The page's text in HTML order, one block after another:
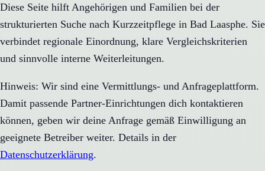
Diese Seite hilft Angehörigen und Familien bei der
strukturierten Suche nach Kurzzeitpflege in Bad Laasphe. Sie
verbindet regionale Einordnung, klare Vergleichskriterien
und sinnvolle interne Weiterleitungen.
Hinweis: Wir sind eine Vermittlungs- und Anfrageplattform.
Damit passende Partner-Einrichtungen dich kontaktieren
können, geben wir deine Anfrage gemäß Einwilligung an
geeignete Betreiber weiter. Details in der
Datenschutzerklärung.